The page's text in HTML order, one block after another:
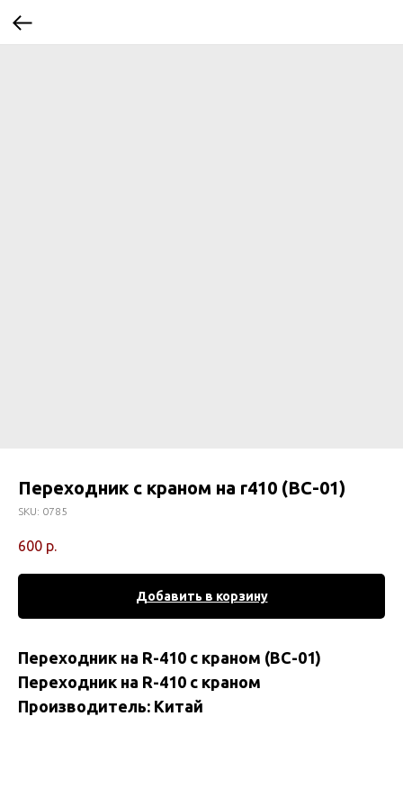
Переходник с краном на r410 (BC-01)
SKU: 0785
600 р.
Добавить в корзину
Переходник на R-410 с краном (ВС-01)
Переходник на R-410 c краном
Производитель: Китай